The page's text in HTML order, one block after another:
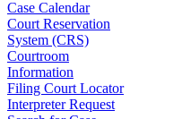
Case Calendar
Court Reservation
System (CRS)
Courtroom
Information
Filing Court Locator
Interpreter Request